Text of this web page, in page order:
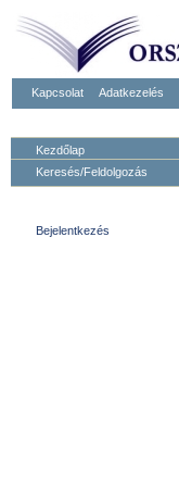
Kapcsolat Adatkezelés
Kezdőlap
Keresés/Feldolgozás
Bejelentkezés